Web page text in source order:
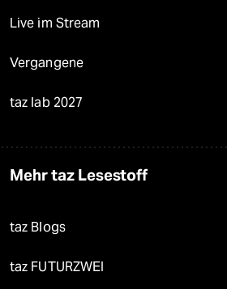
Live im Stream
Vergangene
taz lab 2027
Mehr taz Lesestoff
taz Blogs
taz FUTURZWEI